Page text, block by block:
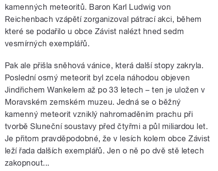
kamenných meteoritů. Baron Karl Ludwig von
Reichenbach vzápětí zorganizoval pátrací akci, během
které se podařilo u obce Závist nalézt hned sedm
vesmírných exemplářů.
Pak ale přišla sněhová vánice, která další stopy zakryla.
Poslední osmý meteorit byl zcela náhodou objeven
Jindřichem Wankelem až po 33 letech – ten je uložen v
Moravském zemském muzeu. Jedná se o běžný
kamenný meteorit vzniklý nahromaděním prachu při
tvorbě Sluneční soustavy před čtyřmi a půl miliardou let.
Je přitom pravděpodobné, že v lesích kolem obce Závist
leží řada dalších exemplářů. Jen o ně po dvě stě letech
zakopnout...